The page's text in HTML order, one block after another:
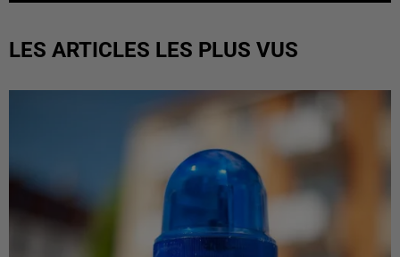
LES ARTICLES LES PLUS VUS